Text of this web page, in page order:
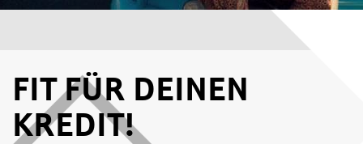
FIT FÜR DEINEN
KREDIT!